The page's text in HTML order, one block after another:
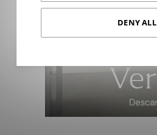
DENY ALL